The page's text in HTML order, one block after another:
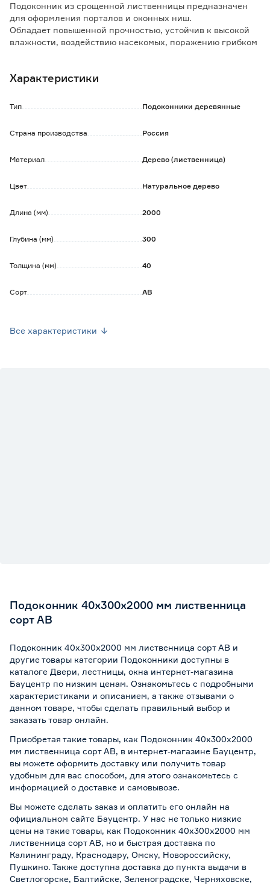
Подоконник из срощенной лиственницы предназначен
для оформления порталов и оконных ниш.
Обладает повышенной прочностью, устойчив к высокой
влажности, воздействию насекомых, поражению грибком
Не имеет защитного слоя - рекомендуется обработка
Характеристики
Тип Подоконники деревянные
Страна производства Россия
Материал Дерево (лиственница)
Цвет Натуральное дерево
Длина (мм) 2000
Глубина (мм) 300
Толщина (мм) 40
Сорт АВ
Все характеристики
Подоконник 40x300x2000 мм лиственница
сорт АВ
Подоконник 40x300x2000 мм лиственница сорт АВ и
другие товары категории Подоконники доступны в
каталоге Двери, лестницы, окна интернет-магазина
Бауцентр по низким ценам. Ознакомьтесь с подробными
характеристиками и описанием, а также отзывами о
данном товаре, чтобы сделать правильный выбор и
заказать товар онлайн.
Приобретая такие товары, как Подоконник 40x300x2000
мм лиственница сорт АВ, в интернет-магазине Бауцентр,
вы можете оформить доставку или получить товар
удобным для вас способом, для этого ознакомьтесь с
информацией о доставке и самовывозе.
Вы можете сделать заказ и оплатить его онлайн на
официальном сайте Бауцентр. У нас не только низкие
цены на такие товары, как Подоконник 40x300x2000 мм
лиственница сорт АВ, но и быстрая доставка по
Калининграду, Краснодару, Омску, Новороссийску,
Пушкино. Также доступна доставка до пункта выдачи в
Светлогорске, Балтийске, Зеленоградске, Черняховске,